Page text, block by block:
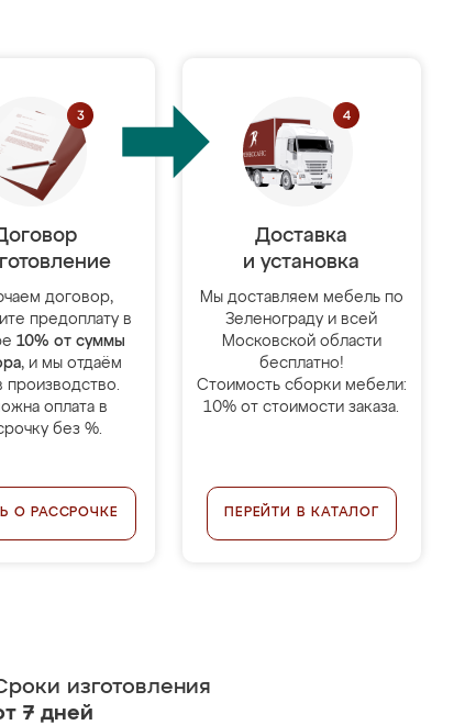
договор,
предоплату в
10% от суммы
, и мы отдаём
производство.
оплата в
без %.
О РАССРОЧКЕ
Доставка
и установка
Мы доставляем мебель по
Зеленограду и всей
Московской области
бесплатно!
Стоимость сборки мебели:
10% от стоимости заказа.
ПЕРЕЙТИ В КАТАЛОГ
изготовления
7 дней